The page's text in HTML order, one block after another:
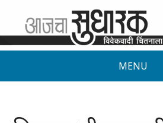
MENU